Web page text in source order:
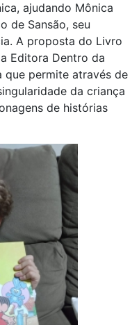
ajudando Mônica
de Sansão, seu
A proposta do Livro
Editora Dentro da
que permite através de
da criança
de histórias